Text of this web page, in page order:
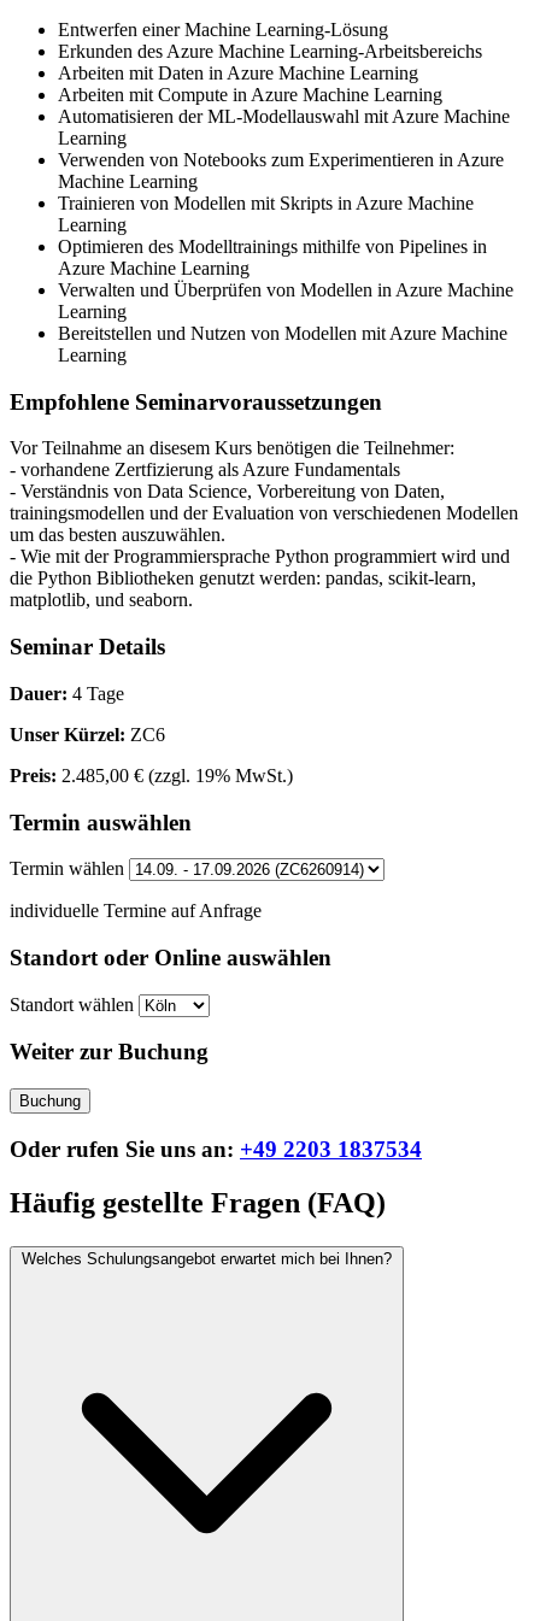
Entwerfen einer Machine Learning-Lösung
Erkunden des Azure Machine Learning-Arbeitsbereichs
Arbeiten mit Daten in Azure Machine Learning
Arbeiten mit Compute in Azure Machine Learning
Automatisieren der ML-Modellauswahl mit Azure Machine
Learning
Verwenden von Notebooks zum Experimentieren in Azure
Machine Learning
Trainieren von Modellen mit Skripts in Azure Machine
Learning
Optimieren des Modelltrainings mithilfe von Pipelines in
Azure Machine Learning
Verwalten und Überprüfen von Modellen in Azure Machine
Learning
Bereitstellen und Nutzen von Modellen mit Azure Machine
Learning
Empfohlene Seminarvoraussetzungen
Vor Teilnahme an disesem Kurs benötigen die Teilnehmer:
- vorhandene Zertfizierung als Azure Fundamentals
- Verständnis von Data Science, Vorbereitung von Daten,
trainingsmodellen und der Evaluation von verschiedenen Modellen
um das besten auszuwählen.
- Wie mit der Programmiersprache Python programmiert wird und
die Python Bibliotheken genutzt werden: pandas, scikit-learn,
matplotlib, und seaborn.
Seminar Details
Dauer: 4 Tage
Unser Kürzel: ZC6
Preis: 2.485,00 € (zzgl. 19% MwSt.)
Termin auswählen
Termin wählen
individuelle Termine auf Anfrage
Standort oder Online auswählen
Standort wählen
Weiter zur Buchung
Buchung
Oder rufen Sie uns an: +49 2203 1837534
Häufig gestellte Fragen (FAQ)
Welches Schulungsangebot erwartet mich bei Ihnen?